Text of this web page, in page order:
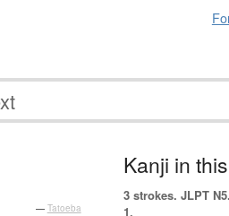
— Tatoeba
Kanji in
3 strokes. JLPT
1.